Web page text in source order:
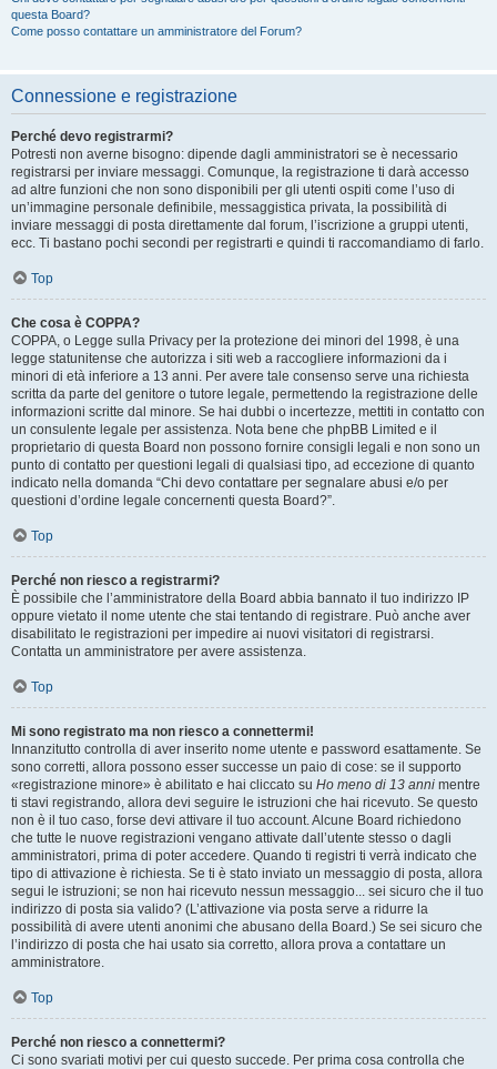
questa Board?
Come posso contattare un amministratore del Forum?
Connessione e registrazione
Perché devo registrarmi?
Potresti non averne bisogno: dipende dagli amministratori se è necessario
registrarsi per inviare messaggi. Comunque, la registrazione ti darà accesso
ad altre funzioni che non sono disponibili per gli utenti ospiti come l’uso di
un’immagine personale definibile, messaggistica privata, la possibilità di
inviare messaggi di posta direttamente dal forum, l’iscrizione a gruppi utenti,
ecc. Ti bastano pochi secondi per registrarti e quindi ti raccomandiamo di farlo.
Top
Che cosa è COPPA?
COPPA, o Legge sulla Privacy per la protezione dei minori del 1998, è una
legge statunitense che autorizza i siti web a raccogliere informazioni da i
minori di età inferiore a 13 anni. Per avere tale consenso serve una richiesta
scritta da parte del genitore o tutore legale, permettendo la registrazione delle
informazioni scritte dal minore. Se hai dubbi o incertezze, mettiti in contatto con
un consulente legale per assistenza. Nota bene che phpBB Limited e il
proprietario di questa Board non possono fornire consigli legali e non sono un
punto di contatto per questioni legali di qualsiasi tipo, ad eccezione di quanto
indicato nella domanda “Chi devo contattare per segnalare abusi e/o per
questioni d’ordine legale concernenti questa Board?”.
Top
Perché non riesco a registrarmi?
È possibile che l’amministratore della Board abbia bannato il tuo indirizzo IP
oppure vietato il nome utente che stai tentando di registrare. Può anche aver
disabilitato le registrazioni per impedire ai nuovi visitatori di registrarsi.
Contatta un amministratore per avere assistenza.
Top
Mi sono registrato ma non riesco a connettermi!
Innanzitutto controlla di aver inserito nome utente e password esattamente. Se
sono corretti, allora possono esser successe un paio di cose: se il supporto
«registrazione minore» è abilitato e hai cliccato su Ho meno di 13 anni mentre
ti stavi registrando, allora devi seguire le istruzioni che hai ricevuto. Se questo
non è il tuo caso, forse devi attivare il tuo account. Alcune Board richiedono
che tutte le nuove registrazioni vengano attivate dall’utente stesso o dagli
amministratori, prima di poter accedere. Quando ti registri ti verrà indicato che
tipo di attivazione è richiesta. Se ti è stato inviato un messaggio di posta, allora
segui le istruzioni; se non hai ricevuto nessun messaggio... sei sicuro che il tuo
indirizzo di posta sia valido? (L’attivazione via posta serve a ridurre la
possibilità di avere utenti anonimi che abusano della Board.) Se sei sicuro che
l’indirizzo di posta che hai usato sia corretto, allora prova a contattare un
amministratore.
Top
Perché non riesco a connettermi?
Ci sono svariati motivi per cui questo succede. Per prima cosa controlla che